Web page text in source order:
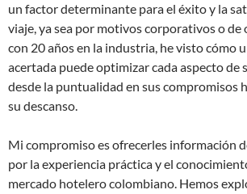
un factor determinante para el éxito y la
viaje, ya sea por motivos corporativos o de
con 20 años en la industria, he visto cómo
acertada puede optimizar cada aspecto de
desde la puntualidad en sus compromisos
su descanso.
Mi compromiso es ofrecerles información
por la experiencia práctica y el
mercado hotelero colombiano. Hemos